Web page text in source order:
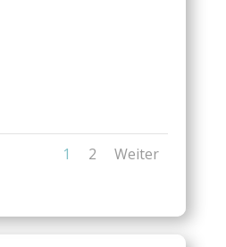
1 2 Weiter